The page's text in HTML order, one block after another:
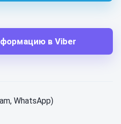
в Viber
WhatsApp)